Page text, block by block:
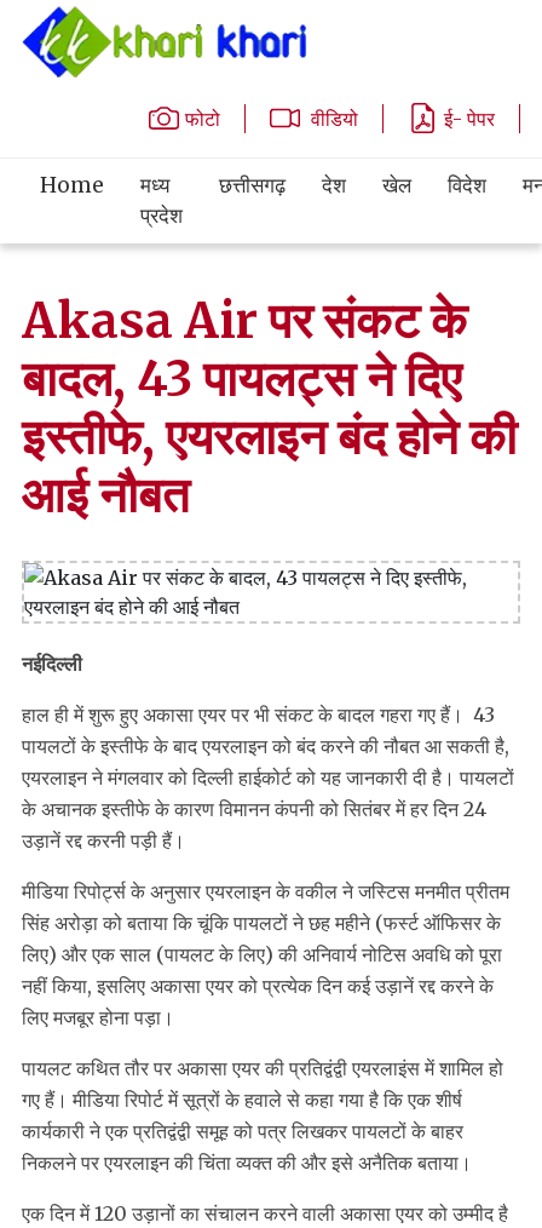
फोटो वीडियो ई- पेपर
Home
मध्य
प्रदेश
छत्तीसगढ़ देश खेल विदेश
Akasa Air पर संकट के
बादल, 43 पायलट्स ने दिए
इस्तीफे, एयरलाइन बंद होने की
आई नौबत
नईदिल्ली
हाल ही में शुरू हुए अकासा एयर पर भी संकट के बादल गहरा गए हैं। 43
पायलटों के इस्तीफे के बाद एयरलाइन को बंद करने की नौबत आ सकती है,
एयरलाइन ने मंगलवार को दिल्ली हाईकोर्ट को यह जानकारी दी है। पायलटों
के अचानक इस्तीफे के कारण विमानन कंपनी को सितंबर में हर दिन 24
उड़ानें रद्द करनी पड़ी हैं।
मीडिया रिपोर्ट्स के अनुसार एयरलाइन के वकील ने जस्टिस मनमीत प्रीतम
सिंह अरोड़ा को बताया कि चूंकि पायलटों ने छह महीने (फर्स्ट ऑफिसर के
लिए) और एक साल (पायलट के लिए) की अनिवार्य नोटिस अवधि को पूरा
नहीं किया, इसलिए अकासा एयर को प्रत्येक दिन कई उड़ानें रद्द करने के
लिए मजबूर होना पड़ा।
पायलट कथित तौर पर अकासा एयर की प्रतिद्वंद्वी एयरलाइंस में शामिल हो
गए हैं। मीडिया रिपोर्ट में सूत्रों के हवाले से कहा गया है कि एक शीर्ष
कार्यकारी ने एक प्रतिद्वंद्वी समूह को पत्र लिखकर पायलटों के बाहर
निकलने पर एयरलाइन की चिंता व्यक्त की और इसे अनैतिक बताया।
एक दिन में 120 उड़ानों का संचालन करने वाली अकासा एयर को उम्मीद है